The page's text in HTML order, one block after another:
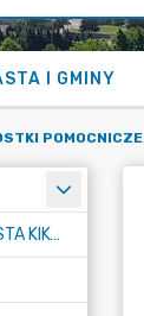
I GMINY
POMOCNICZE
BUDŻET OBYWATELSKI DLA MIASTA KIKÓŁ